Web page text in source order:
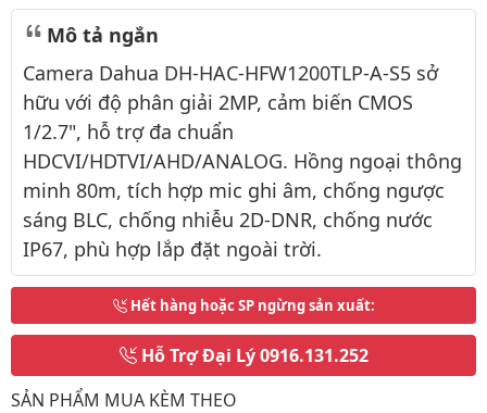
Mô tả ngắn
Camera Dahua DH-HAC-HFW1200TLP-A-S5 sở
hữu với độ phân giải 2MP, cảm biến CMOS
1/2.7", hỗ trợ đa chuẩn
HDCVI/HDTVI/AHD/ANALOG. Hồng ngoại thông
minh 80m, tích hợp mic ghi âm, chống ngược
sáng BLC, chống nhiễu 2D-DNR, chống nước
IP67, phù hợp lắp đặt ngoài trời.
Hết hàng hoặc SP ngừng sản xuất:
Hỗ Trợ Đại Lý0916.131.252
SẢN PHẨM MUA KÈM THEO